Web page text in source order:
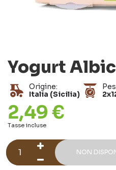
Yogurt
Origine:
Italia (Sicilia)
2,49 €
Tasse incluse
NON